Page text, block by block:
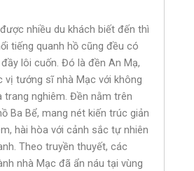
nhiều du khách biết đến thì
tiếng quanh hồ cũng đều có
lôi cuốn. Đó là đền An Mạ,
vị tướng sĩ nhà Mạc với không
trang nghiêm. Đền nằm trên
Ba Bể, mang nét kiến trúc giản
hài hòa với cảnh sắc tự nhiên
Theo truyền thuyết, các
nhà Mạc đã ẩn náu tại vùng